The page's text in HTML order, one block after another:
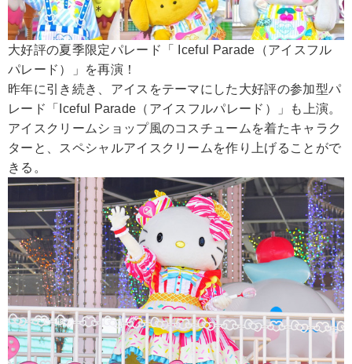
大好評の夏季限定パレード「 Iceful Parade（アイスフル
パレード）」を再演！
昨年に引き続き、アイスをテーマにした大好評の参加型パ
レード「Iceful Parade（アイスフルパレード）」も上演。
アイスクリームショップ風のコスチュームを着たキャラク
ターと、スペシャルアイスクリームを作り上げることがで
きる。